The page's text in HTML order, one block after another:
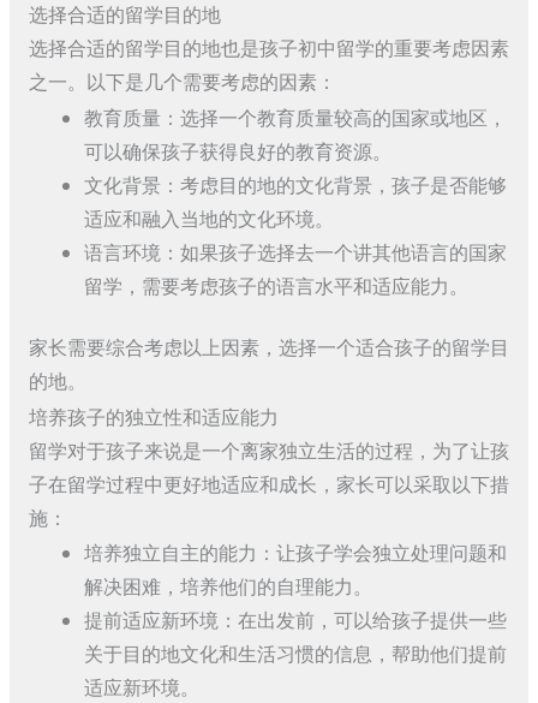
选择合适的留学目的地
选择合适的留学目的地也是孩子初中留学的重要考虑因素
之一。以下是几个需要考虑的因素：
教育质量：选择一个教育质量较高的国家或地区，
可以确保孩子获得良好的教育资源。
文化背景：考虑目的地的文化背景，孩子是否能够
适应和融入当地的文化环境。
语言环境：如果孩子选择去一个讲其他语言的国家
留学，需要考虑孩子的语言水平和适应能力。
家长需要综合考虑以上因素，选择一个适合孩子的留学目
的地。
培养孩子的独立性和适应能力
留学对于孩子来说是一个离家独立生活的过程，为了让孩
子在留学过程中更好地适应和成长，家长可以采取以下措
施：
培养独立自主的能力：让孩子学会独立处理问题和
解决困难，培养他们的自理能力。
提前适应新环境：在出发前，可以给孩子提供一些
关于目的地文化和生活习惯的信息，帮助他们提前
适应新环境。